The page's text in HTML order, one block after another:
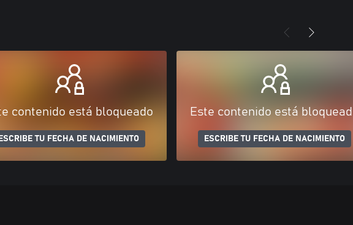
contenido está bloqueado
ESCRIBE TU FECHA DE NACIMIENTO
Este contenido está
ESCRIBE TU FECHA DE NACIMIENTO